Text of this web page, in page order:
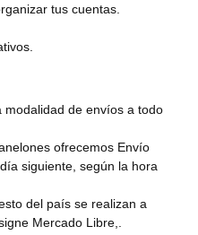
tus cuentas.
modalidad de envíos a todo
ofrecemos Envío
siguiente, según la hora
del país se realizan a
Mercado Libre,.